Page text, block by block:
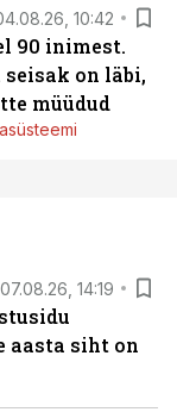
10:42
90 inimest.
on läbi,
müüdud
07.08.26, 14:19
aasta siht on